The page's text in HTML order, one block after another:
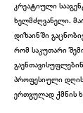
კრეატიული
ხელმძღვანელი.
დიზაინში
რომ საკუთარი
პროფესიული დღის
ერთგულად ქმნის